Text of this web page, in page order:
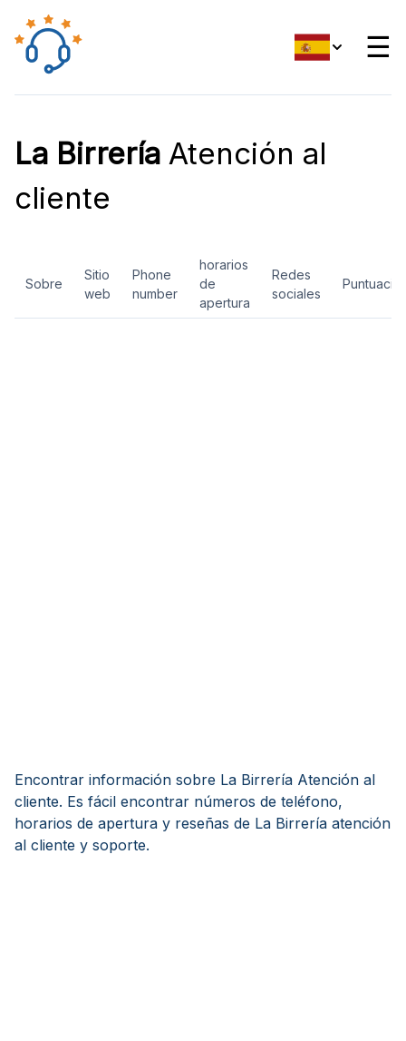
☰
La Birrería Atención al
cliente
Sobre
Sitio
web
Phone
number
horarios
de
apertura
Redes
sociales
Encontrar información sobre La Birrería Atención al
cliente. Es fácil encontrar números de teléfono,
horarios de apertura y reseñas de La Birrería atención
al cliente y soporte.